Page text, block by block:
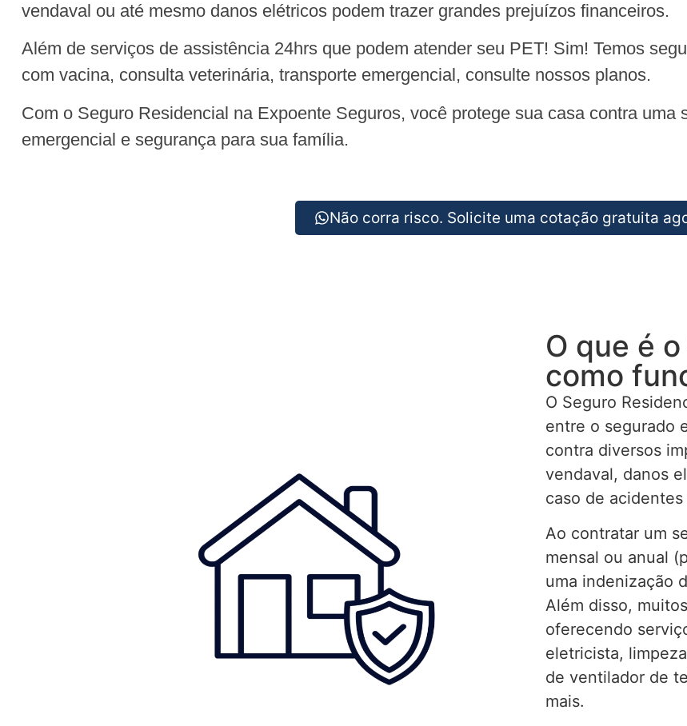
vendaval ou até mesmo danos elétricos podem trazer grandes prejuízos financeiros.
Além de serviços de assistência 24hrs que podem atender seu PET! Sim! Temos
com vacina, consulta veterinária, transporte emergencial, consulte nossos planos.
Com o Seguro Residencial na Expoente Seguros, você protege sua casa contra uma
emergencial e segurança para sua família.
Não corra risco. Solicite uma cotação gratuita
O que é
como
O Seguro
entre o segurado
contra diversos
vendaval, danos
caso de
Ao contratar um
mensal ou anual
uma indenização
Além disso,
oferecendo
eletricista,
de ventilador de
mais.